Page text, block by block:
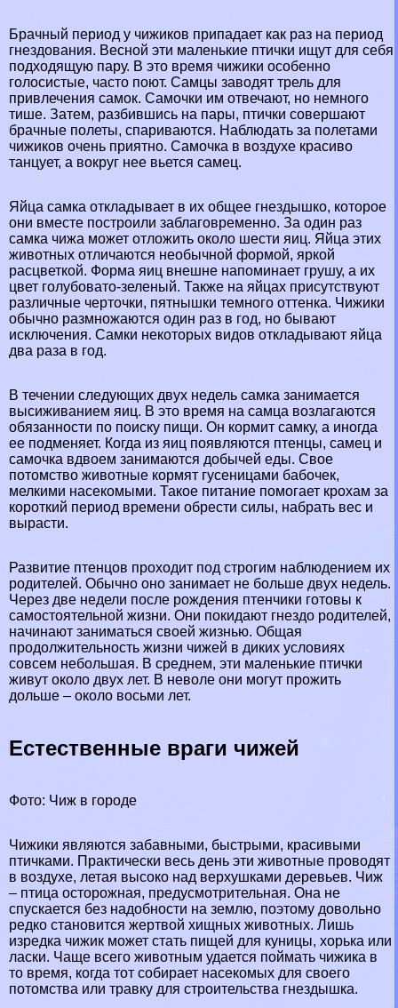
Брачный период у чижиков припадает как раз на период
гнездования. Весной эти маленькие птички ищут для себя
подходящую пару. В это время чижики особенно
голосистые, часто поют. Самцы заводят трель для
привлечения самок. Самочки им отвечают, но немного
тише. Затем, разбившись на пары, птички совершают
брачные полеты, спариваются. Наблюдать за полетами
чижиков очень приятно. Самочка в воздухе красиво
танцует, а вокруг нее вьется самец.
Яйца самка откладывает в их общее гнездышко, которое
они вместе построили заблаговременно. За один раз
самка чижа может отложить около шести яиц. Яйца этих
животных отличаются необычной формой, яркой
расцветкой. Форма яиц внешне напоминает грушу, а их
цвет гoлyбовато-зеленый. Также на яйцах присутствуют
различные черточки, пятнышки темного оттенка. Чижики
обычно размножаются один раз в год, но бывают
исключения. Самки некоторых видов откладывают яйца
два раза в год.
В течении следующих двух недель самка занимается
высиживанием яиц. В это время на самца возлагаются
обязанности по поиску пищи. Он кормит самку, а иногда
ее подменяет. Когда из яиц появляются птенцы, самец и
самочка вдвоем занимаются добычей еды. Свое
потомство животные кормят гусеницами бабочек,
мелкими насекомыми. Такое питание помогает крохам за
короткий период времени обрести силы, набрать вес и
вырасти.
Развитие птенцов проходит под строгим наблюдением их
родителей. Обычно оно занимает не больше двух недель.
Через две недели после рождения птенчики готовы к
самостоятельной жизни. Они покидают гнездо родителей,
начинают заниматься своей жизнью. Общая
продолжительность жизни чижей в диких условиях
совсем небольшая. В среднем, эти маленькие птички
живут около двух лет. В неволе они могут прожить
дольше – около восьми лет.
Естественные враги чижей
Фото: Чиж в городе
Чижики являются забавными, быстрыми, красивыми
птичками. Пpaктически весь день эти животные проводят
в воздухе, летая высоко над верхушками деревьев. Чиж
– птица осторожная, предусмотрительная. Она не
спускается без надобности на землю, поэтому довольно
редко становится жертвой хищных животных. Лишь
изредка чижик может стать пищей для кyницы, хорька или
ласки. Чаще всего животным удается поймать чижика в
то время, когда тот собирает насекомых для своего
потомства или травку для строительства гнездышка.